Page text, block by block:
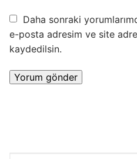
Daha sonraki
e-posta adresim ve site
kaydedilsin.